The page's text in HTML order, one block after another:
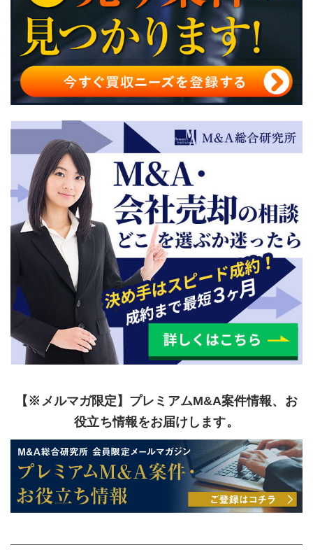
レーマン方式を踏まえたM&A仲介会社選びのポイント
レーマン方式による成功報酬以外のM&A手数料
レーマン方式のまとめ
【※メルマガ限定】プレミアムM&A案件情報、お
役立ち情報をお届けします。